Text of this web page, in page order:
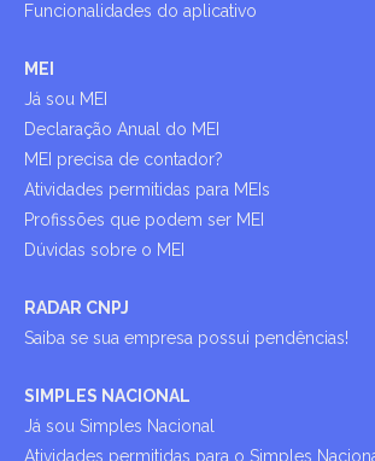
Funcionalidades do aplicativo
MEI
Já sou MEI
Declaração Anual do MEI
MEI precisa de contador?
Atividades permitidas para MEIs
Profissões que podem ser MEI
Dúvidas sobre o MEI
RADAR CNPJ
Saiba se sua empresa possui pendências!
SIMPLES NACIONAL
Já sou Simples Nacional
Atividades permitidas para o Simples